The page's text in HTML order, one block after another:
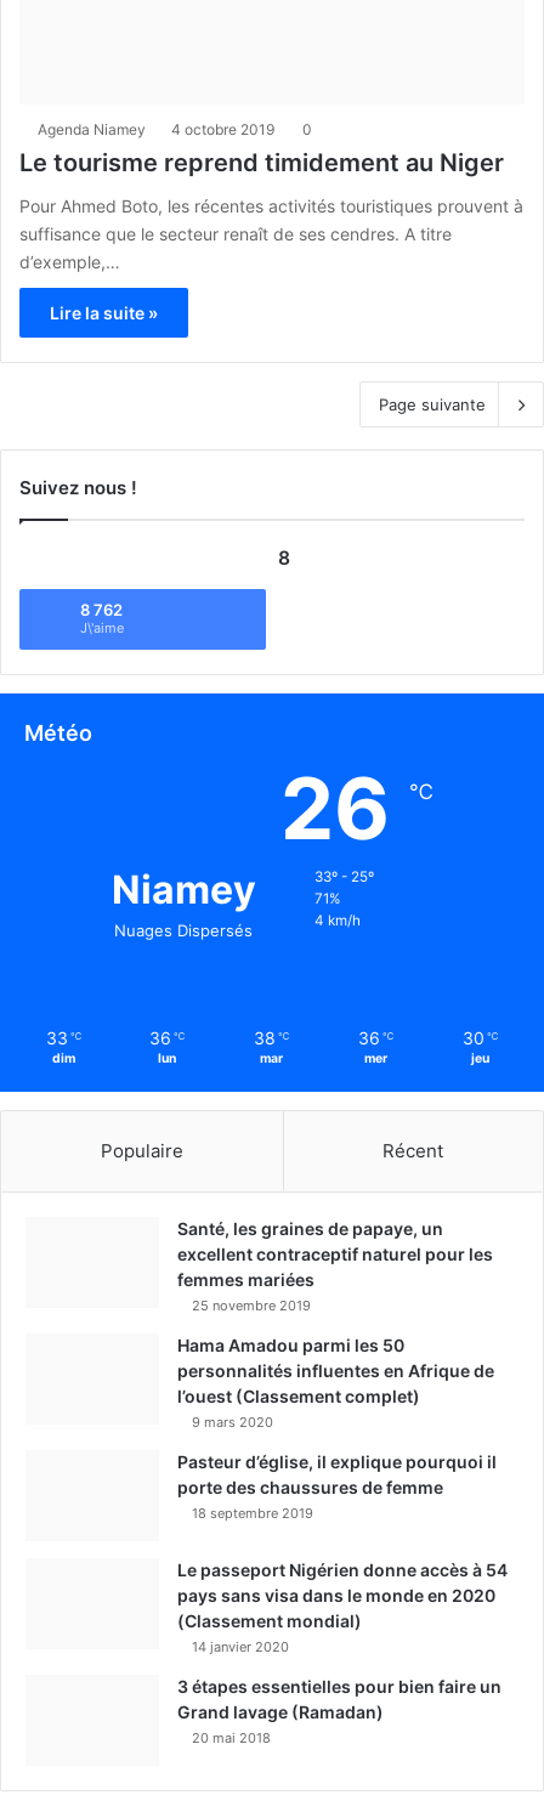
Agenda Niamey 4 octobre 2019 0
Le tourisme reprend timidement au Niger
Pour Ahmed Boto, les récentes activités touristiques prouvent à
suffisance que le secteur renaît de ses cendres. A titre
d’exemple,…
Lire la suite »
Page suivante
Suivez nous !
8
8 762
J\'aime
Météo
Niamey
Nuages Dispersés
26 ℃
33º - 25º
71%
4 km/h
33 ℃
dim
36 ℃
lun
38 ℃
mar
36 ℃
mer
30 ℃
jeu
Populaire Récent
Santé, les graines de papaye, un
excellent contraceptif naturel pour les
femmes mariées
25 novembre 2019
Hama Amadou parmi les 50
personnalités influentes en Afrique de
l’ouest (Classement complet)
9 mars 2020
Pasteur d’église, il explique pourquoi il
porte des chaussures de femme
18 septembre 2019
Le passeport Nigérien donne accès à 54
pays sans visa dans le monde en 2020
(Classement mondial)
14 janvier 2020
3 étapes essentielles pour bien faire un
Grand lavage (Ramadan)
20 mai 2018